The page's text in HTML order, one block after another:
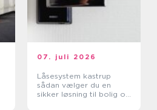
07. juli 2026
Låsesystem kastrup
sådan vælger du en
sikker løsning til bolig og